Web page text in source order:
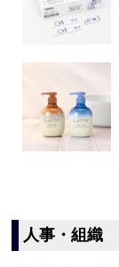
人事・組織